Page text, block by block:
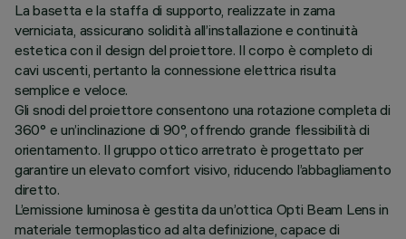
La basetta e la staffa di supporto, realizzate in zama
verniciata, assicurano solidità all’installazione e continuità
estetica con il design del proiettore. Il corpo è completo di
cavi uscenti, pertanto la connessione elettrica risulta
semplice e veloce.
Gli snodi del proiettore consentono una rotazione completa di
360° e un’inclinazione di 90°, offrendo grande flessibilità di
orientamento. Il gruppo ottico arretrato è progettato per
garantire un elevato comfort visivo, riducendo l’abbagliamento
diretto.
L’emissione luminosa è gestita da un’ottica Opti Beam Lens in
materiale termoplastico ad alta definizione, capace di